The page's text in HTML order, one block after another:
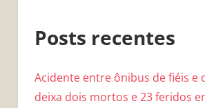
Posts recentes
Acidente entre ônibus de fiéis e
deixa dois mortos e 23 feridos